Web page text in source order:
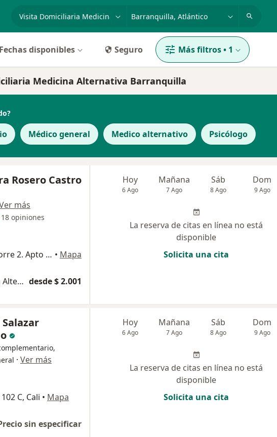
Fechas disponibles Seguro Más filtros• 1
Medicina Alternativa Barranquilla
Médico general Medico alternativo Psicólogo
Rosero Castro
más
18 opiniones
Transversal 43 # 100 - 50. Torre 2. Apto 705. Miramar, Barranquilla • Mapa
Visita domiciliaria Medicina Alternativa desde $ 2.001
Hoy
6 Ago
Mañana
7 Ago
Sáb
8 Ago
Dom
9 Ago
La reserva de citas en línea no está
disponible
Solicita una cita
Salazar
· Ver más
C, Cali • Mapa
sin especificar
Hoy
6 Ago
Mañana
7 Ago
Sáb
8 Ago
Dom
9 Ago
La reserva de citas en línea no está
disponible
Solicita una cita